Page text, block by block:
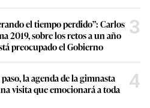
el tiempo perdido”: Carlos
2019, sobre los retos a un año
preocupado el Gobierno
3
la agenda de la gimnasta
visita que emocionará a toda
4